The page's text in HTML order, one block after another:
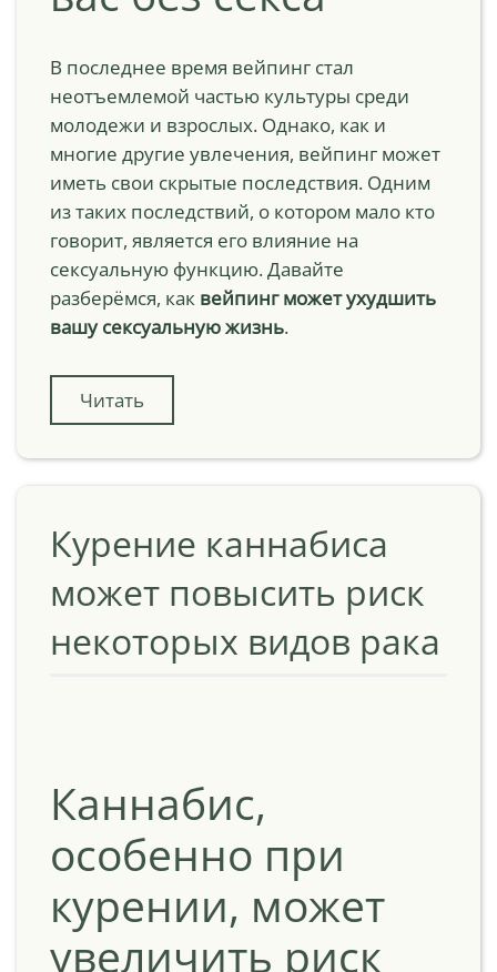
В последнее время вейпинг стал
неотъемлемой частью культуры среди
молодежи и взрослых. Однако, как и
многие другие увлечения, вейпинг может
иметь свои скрытые последствия. Одним
из таких последствий, о котором мало кто
говорит, является его влияние на
сексуальную функцию. Давайте
разберёмся, как вейпинг может ухудшить
вашу сексуальную жизнь.
Читать
Курение каннабиса
может повысить риск
некоторых видов рака
Каннабис,
особенно при
курении, может
увеличить риск